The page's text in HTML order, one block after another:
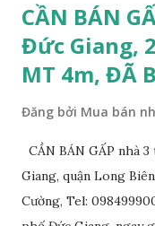
CẦN BÁN
Đức Giang,
MT 4m, ĐÃ
Đăng bởi Mua bán
CẦN BÁN GẤP nhà
Giang, quận Long
Cường, Tel: